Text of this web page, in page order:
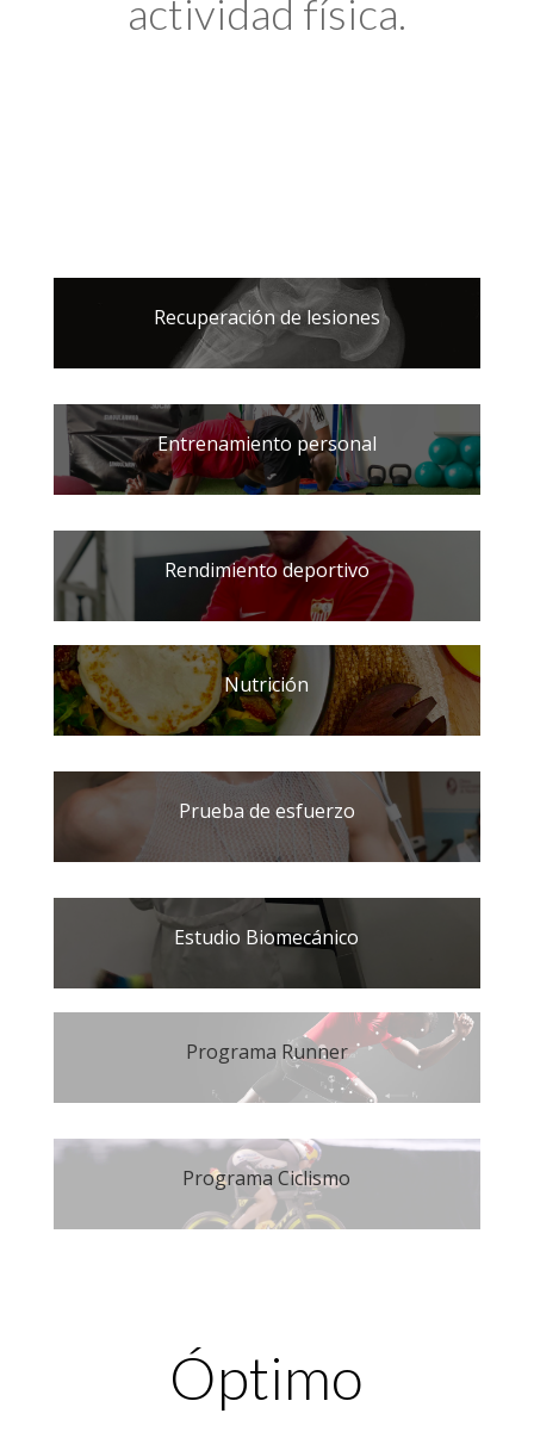
actividad física.
Recuperación de lesiones
Entrenamiento personal
Rendimiento deportivo
Nutrición
Prueba de esfuerzo
Estudio Biomecánico
Programa Runner
Programa Ciclismo
Óptimo